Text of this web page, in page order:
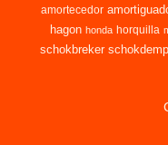
amortecedor
hagon honda horquilla
schokbreker